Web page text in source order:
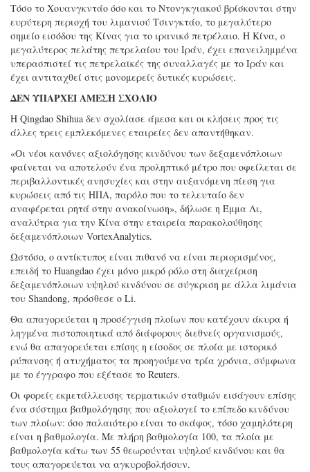
Τόσο το Χουανγκντάο όσο και το Ντονγκγιακού βρίσκονται στην
ευρύτερη περιοχή του λιμανιού Τσινγκτάο, το μεγαλύτερο
σημείο εισόδου της Κίνας για το ιρανικό πετρέλαιο. Η Κίνα, ο
μεγαλύτερος πελάτης πετρελαίου του Ιράν, έχει επανειλημμένα
υπερασπιστεί τις πετρελαϊκές της συναλλαγές με το Ιράν και
έχει αντιταχθεί στις μονομερείς δυτικές κυρώσεις.
ΔΕΝ ΥΠΑΡΧΕΙ ΑΜΕΣΗ ΣΧΟΛΙΟ
Η Qingdao Shihua δεν σχολίασε άμεσα και οι κλήσεις προς τις
άλλες τρεις εμπλεκόμενες εταιρείες δεν απαντήθηκαν.
«Οι νέοι κανόνες αξιολόγησης κινδύνου των δεξαμενόπλοιων
φαίνεται να αποτελούν ένα προληπτικό μέτρο που οφείλεται σε
περιβαλλοντικές ανησυχίες και στην αυξανόμενη πίεση για
κυρώσεις από τις ΗΠΑ, παρόλο που το τελευταίο δεν
αναφέρεται ρητά στην ανακοίνωση», δήλωσε η Έμμα Λι,
αναλύτρια για την Κίνα στην εταιρεία παρακολούθησης
δεξαμενόπλοιων VortexAnalytics.
Ωστόσο, ο αντίκτυπος είναι πιθανό να είναι περιορισμένος,
επειδή το Huangdao έχει μόνο μικρό ρόλο στη διαχείριση
δεξαμενόπλοιων υψηλού κινδύνου σε σύγκριση με άλλα λιμάνια
του Shandong, πρόσθεσε ο Li.
Θα απαγορεύεται η προσέγγιση πλοίων που κατέχουν άκυρα ή
ληγμένα πιστοποιητικά από διάφορους διεθνείς οργανισμούς,
ενώ θα απαγορεύεται επίσης η είσοδος σε πλοία με ιστορικό
ρύπανσης ή ατυχήματος τα προηγούμενα τρία χρόνια, σύμφωνα
με το έγγραφο που εξέτασε το Reuters.
Οι φορείς εκμετάλλευσης τερματικών σταθμών εισάγουν επίσης
ένα σύστημα βαθμολόγησης που αξιολογεί το επίπεδο κινδύνου
των πλοίων: όσο παλαιότερο είναι το σκάφος, τόσο χαμηλότερη
είναι η βαθμολογία. Με πλήρη βαθμολογία 100, τα πλοία με
βαθμολογία κάτω των 55 θεωρούνται υψηλού κινδύνου και θα
τους απαγορεύεται να αγκυροβολήσουν.